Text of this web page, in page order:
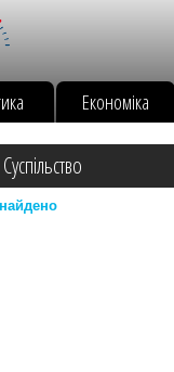
Економіка